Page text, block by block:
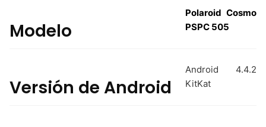
Modelo
Polaroid Cosmo
PSPC 505
Versión de Android
Android 4.4.2
KitKat